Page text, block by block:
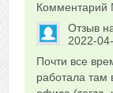
Отзыв
2022-
0
Почти все
работала там